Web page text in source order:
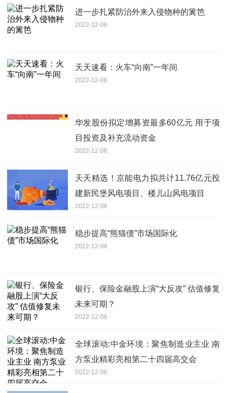
进一步扎紧防治外来入侵物种的篱笆
2022-12-06
天天速看：火车“向南”一年间
2022-12-06
华发股份拟定增募资最多60亿元 用于项
目投资及补充流动资金
2022-12-06
天天精选！京能电力拟共计11.76亿元投
建新民堡风电项目、楼儿山风电项目
2022-12-06
稳步提高“熊猫债”市场国际化
2022-12-06
银行、保险金融股上演“大反攻” 估值修复
未来可期？
2022-12-06
全球滚动:中金环境：聚焦制造业主业 南
方泵业精彩亮相第二十四届高交会
2022-12-06